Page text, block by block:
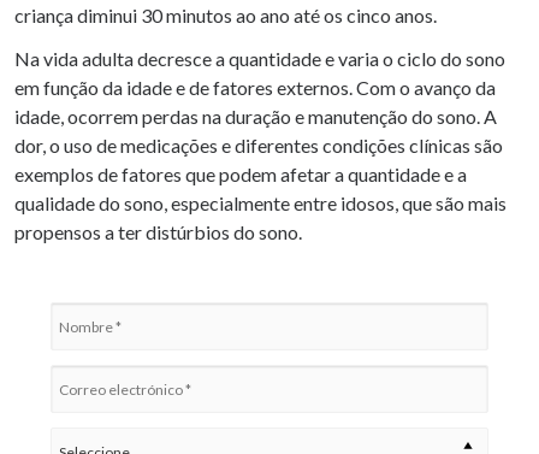
criança diminui 30 minutos ao ano até os cinco anos.
Na vida adulta decresce a quantidade e varia o ciclo do sono
em função da idade e de fatores externos. Com o avanço da
idade, ocorrem perdas na duração e manutenção do sono. A
dor, o uso de medicações e diferentes condições clínicas são
exemplos de fatores que podem afetar a quantidade e a
qualidade do sono, especialmente entre idosos, que são mais
propensos a ter distúrbios do sono.